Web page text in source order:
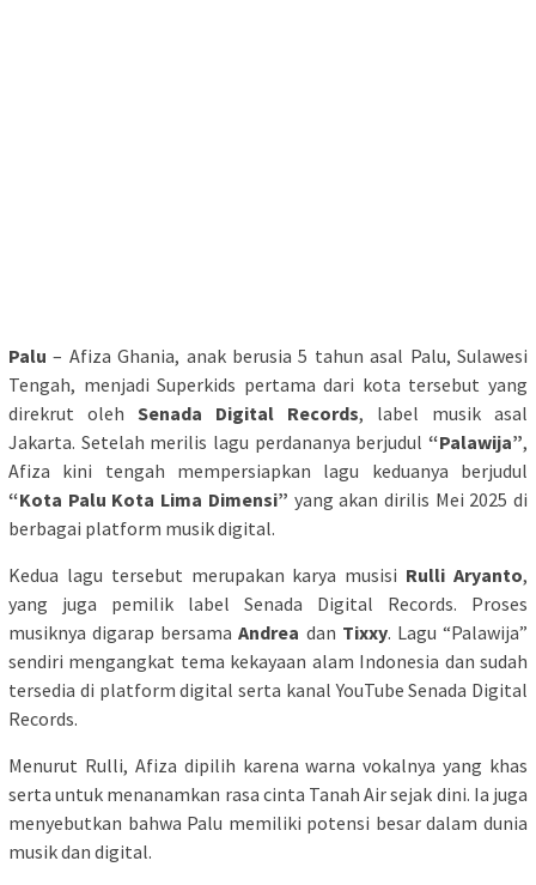
Palu – Afiza Ghania, anak berusia 5 tahun asal Palu, Sulawesi
Tengah, menjadi Superkids pertama dari kota tersebut yang
direkrut oleh Senada Digital Records, label musik asal
Jakarta. Setelah merilis lagu perdananya berjudul “Palawija”,
Afiza kini tengah mempersiapkan lagu keduanya berjudul
“Kota Palu Kota Lima Dimensi” yang akan dirilis Mei 2025 di
berbagai platform musik digital.
Kedua lagu tersebut merupakan karya musisi Rulli Aryanto,
yang juga pemilik label Senada Digital Records. Proses
musiknya digarap bersamaAndrea dan Tixxy. Lagu “Palawija”
sendiri mengangkat tema kekayaan alam Indonesia dan sudah
tersedia di platform digital serta kanal YouTube Senada Digital
Records.
Menurut Rulli, Afiza dipilih karena warna vokalnya yang khas
serta untuk menanamkan rasa cinta Tanah Air sejak dini. Ia juga
menyebutkan bahwa Palu memiliki potensi besar dalam dunia
musik dan digital.